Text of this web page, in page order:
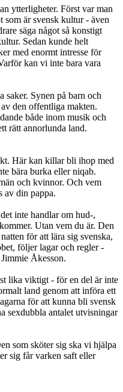
ytterligheter. Först var man
som är svensk kultur - även
säga något så konstigt
Sedan kunde helt
med enormt intresse för
kan vi inte bara vara
saker. Synen på barn och
den offentliga makten.
både inom musik och
rätt annorlunda land.
Här kan killar bli ihop med
bära burka eller niqab.
och kvinnor. Och vem
av din pappa.
inte handlar om hud-,
Utan vem du är. Den
för att lära sig svenska,
följer lagar och regler -
Åkesson.
lika viktigt - för en del är inte
land genom att införa ett
för att kunna bli svensk
sexdubbla antalet utvisningar
som sköter sig ska vi hjälpa
sig får varken saft eller